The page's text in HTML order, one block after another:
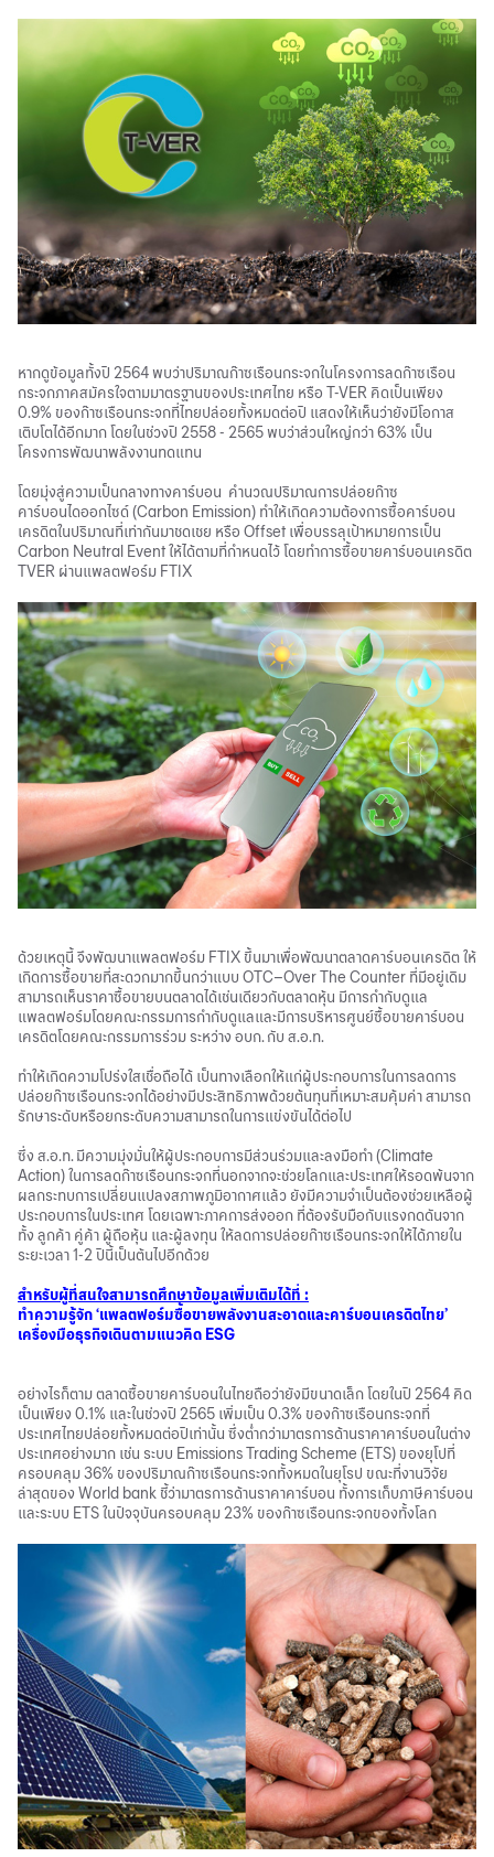
หากดูข้อมูลทั้งปี 2564 พบว่าปริมาณก๊าซเรือนกระจกในโครงการลดก๊าซเรือน
กระจกภาคสมัครใจตามมาตรฐานของประเทศไทย หรือ T-VER คิดเป็นเพียง
0.9% ของก๊าซเรือนกระจกที่ไทยปล่อยทั้งหมดต่อปี แสดงให้เห็นว่ายังมีโอกาส
เติบโตได้อีกมาก โดยในช่วงปี 2558 - 2565 พบว่าส่วนใหญ่กว่า 63% เป็น
โครงการพัฒนาพลังงานทดแทน
โดยมุ่งสู่ความเป็นกลางทางคาร์บอน คำนวณปริมาณการปล่อยก๊าซ
คาร์บอนไดออกไซด์ (Carbon Emission) ทำให้เกิดความต้องการซื้อคาร์บอน
เครดิตในปริมาณที่เท่ากันมาชดเชย หรือ Offset เพื่อบรรลุเป้าหมายการเป็น
Carbon Neutral Event ให้ได้ตามที่กำหนดไว้ โดยทำการซื้อขายคาร์บอนเครดิต
TVER ผ่านแพลตฟอร์ม FTIX
ด้วยเหตุนี้ จึงพัฒนาแพลตฟอร์ม FTIX ขึ้นมาเพื่อพัฒนาตลาดคาร์บอนเครดิต ให้
เกิดการซื้อขายที่สะดวกมากขึ้นกว่าแบบ OTC–Over The Counter ที่มีอยู่เดิม
สามารถเห็นราคาซื้อขายบนตลาดได้เช่นเดียวกับตลาดหุ้น มีการกำกับดูแล
แพลตฟอร์มโดยคณะกรรมการกำกับดูแลและมีการบริหารศูนย์ซื้อขายคาร์บอน
เครดิตโดยคณะกรรมการร่วม ระหว่าง อบก. กับ ส.อ.ท.
ทำให้เกิดความโปร่งใสเชื่อถือได้ เป็นทางเลือกให้แก่ผู้ประกอบการในการลดการ
ปล่อยก๊าซเรือนกระจกได้อย่างมีประสิทธิภาพด้วยต้นทุนที่เหมาะสมคุ้มค่า สามารถ
รักษาระดับหรือยกระดับความสามารถในการแข่งขันได้ต่อไป
ซึ่ง ส.อ.ท. มีความมุ่งมั่นให้ผู้ประกอบการมีส่วนร่วมและลงมือทำ (Climate
Action) ในการลดก๊าซเรือนกระจกที่นอกจากจะช่วยโลกและประเทศให้รอดพ้นจาก
ผลกระทบการเปลี่ยนแปลงสภาพภูมิอากาศแล้ว ยังมีความจำเป็นต้องช่วยเหลือผู้
ประกอบการในประเทศ โดยเฉพาะภาคการส่งออก ที่ต้องรับมือกับแรงกดดันจาก
ทั้ง ลูกค้า คู่ค้า ผู้ถือหุ้น และผู้ลงทุน ให้ลดการปล่อยก๊าซเรือนกระจกให้ได้ภายใน
ระยะเวลา 1-2 ปีนี้เป็นต้นไปอีกด้วย
สำหรับผู้ที่สนใจสามารถศึกษาข้อมูลเพิ่มเติมได้ที่ :
ทำความรู้จัก ‘แพลตฟอร์มซื้อขายพลังงานสะอาดและคาร์บอนเครดิตไทย’
เครื่องมือธุรกิจเดินตามแนวคิด ESG
อย่างไรก็ตาม ตลาดซื้อขายคาร์บอนในไทยถือว่ายังมีขนาดเล็ก โดยในปี 2564 คิด
เป็นเพียง 0.1% และในช่วงปี 2565 เพิ่มเป็น 0.3% ของก๊าซเรือนกระจกที่
ประเทศไทยปล่อยทั้งหมดต่อปีเท่านั้น ซึ่งต่ำกว่ามาตรการด้านราคาคาร์บอนในต่าง
ประเทศอย่างมาก เช่น ระบบ Emissions Trading Scheme (ETS) ของยุโปที่
ครอบคลุม 36% ของปริมาณก๊าซเรือนกระจกทั้งหมดในยุโรป ขณะที่งานวิจัย
ล่าสุดของ World bank ชี้ว่ามาตรการด้านราคาคาร์บอน ทั้งการเก็บภาษีคาร์บอน
และระบบ ETS ในปัจจุบันครอบคลุม 23% ของก๊าซเรือนกระจกของทั้งโลก